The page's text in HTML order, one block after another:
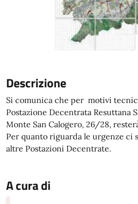
Descrizione
Si comunica che per motivi
Postazione Decentrata Resuttana
Monte San Calogero, 26/28,
Per quanto riguarda le urgenze ci
altre Postazioni Decentrate.
A cura di